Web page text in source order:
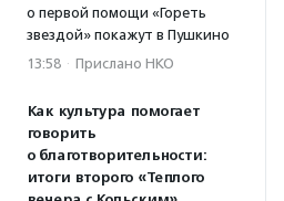
о первой помощи «Гореть
звездой» покажут в Пушкино
13:58 · Прислано НКО
Как культура помогает
говорить
о благотворительности:
итоги второго «Теплого